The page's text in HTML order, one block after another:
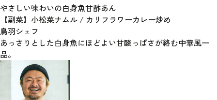
やさしい味わいの白身魚甘酢あん
【副菜】小松菜ナムル / カリフラワーカレー炒め
鳥羽シェフ
あっさりとした白身魚にほどよい甘酸っぱさが絡む中華風一
品。